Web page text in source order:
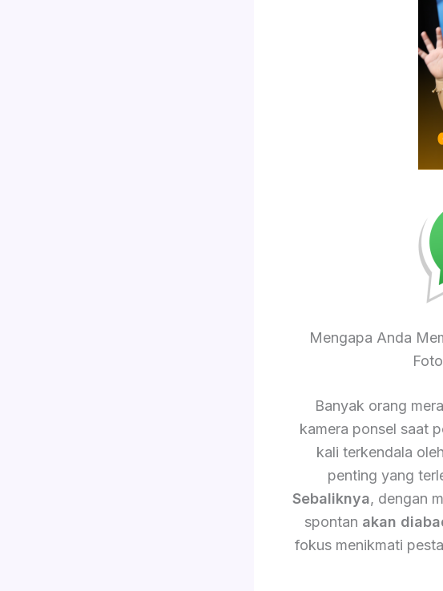
Mengapa Anda
Banyak orang
kamera ponsel saat
kali terkendala
penting yang
Sebaliknya, dengan
spontan akan
fokus menikmati